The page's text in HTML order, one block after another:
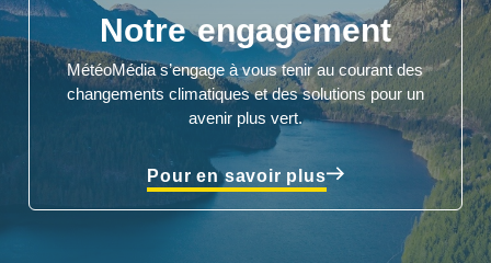
Notre engagement
MétéoMédia s’engage à vous tenir au courant des
changements climatiques et des solutions pour un
avenir plus vert.
Pour en savoir plus